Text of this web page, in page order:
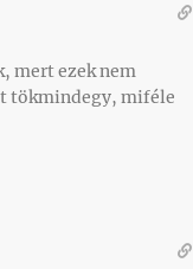
mert ezek nem
tökmindegy, miféle